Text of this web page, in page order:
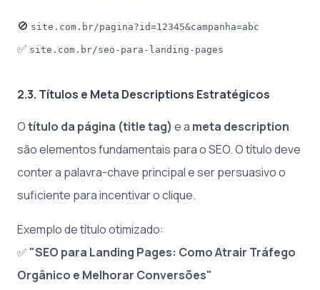
🚫 site.com.br/pagina?id=12345&campanha=abc
✅ site.com.br/seo-para-landing-pages
2.3. Títulos e Meta Descriptions Estratégicos
Otítulo da página (title tag) e a meta description
são elementos fundamentais para o SEO. O título deve
conter a palavra-chave principal e ser persuasivo o
suficiente para incentivar o clique.
Exemplo de título otimizado:
✅ "SEO para Landing Pages: Como Atrair Tráfego
Orgânico e Melhorar Conversões"